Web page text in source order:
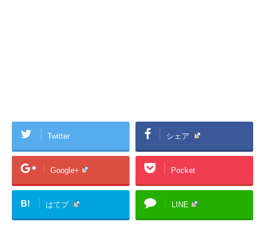
Twitter シェア
Google+ Pocket
B! はてブ LINE